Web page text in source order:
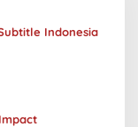
Indonesia